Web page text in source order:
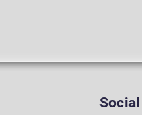
Social